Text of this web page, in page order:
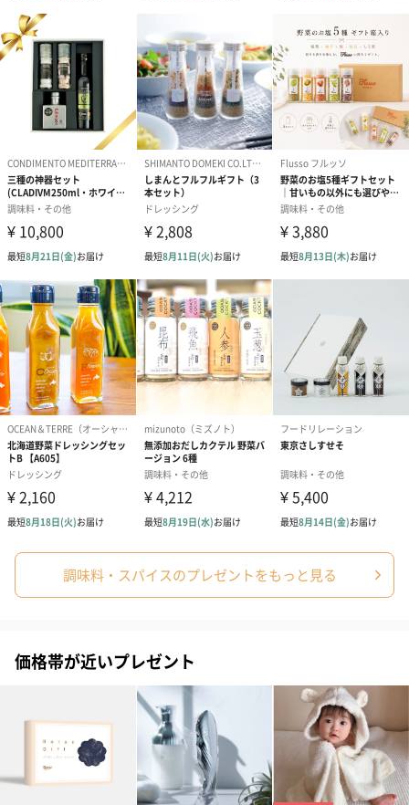
調味料・スパイスのプレゼントをもっと見る
価格帯が近いプレゼント